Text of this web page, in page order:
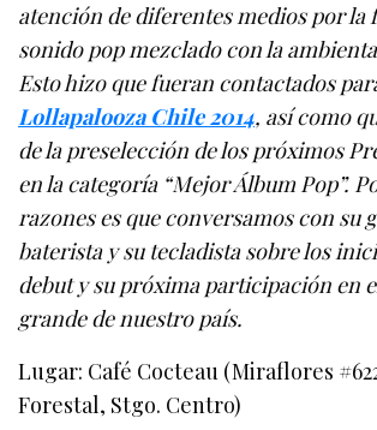
atención de diferentes medios por la
sonido pop mezclado con la
Esto hizo que fueran contactados
Lollapalooza Chile 2014, así como
de la preselección de los próximos
en la categoría “Mejor Álbum Pop”.
razones es que conversamos con su
baterista y su tecladista sobre los
debut y su próxima participación en
grande de nuestro país.
Lugar: Café Cocteau (Miraflores
Forestal, Stgo. Centro)